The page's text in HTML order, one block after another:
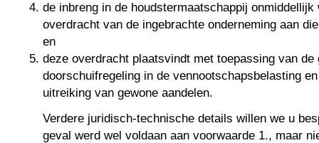
de inbreng in de houdstermaatschappij onmiddellijk
overdracht van de ingebrachte onderneming aan
en
deze overdracht plaatsvindt met toepassing van de
doorschuifregeling in de vennootschapsbelasting
uitreiking van gewone aandelen.
Verdere juridisch-technische details willen we u
geval werd wel voldaan aan voorwaarde 1., maar